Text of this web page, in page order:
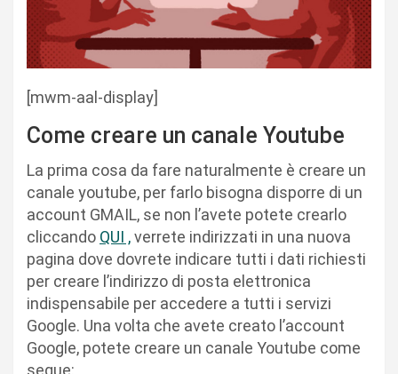
[mwm-aal-display]
Come creare un canale Youtube
La prima cosa da fare naturalmente è creare un
canale youtube, per farlo bisogna disporre di un
account GMAIL, se non l’avete potete crearlo
cliccando QUI ,verrete indirizzati in una nuova
pagina dove dovrete indicare tutti i dati richiesti
per creare l’indirizzo di posta elettronica
indispensabile per accedere a tutti i servizi
Google. Una volta che avete creato l’account
Google, potete creare un canale Youtube come
segue: